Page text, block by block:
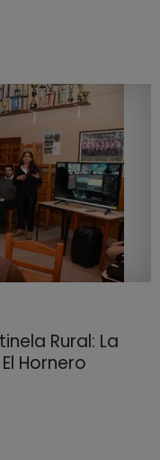
Rural: La
Hornero